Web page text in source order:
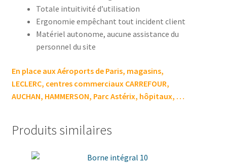
Totale intuitivité d’utilisation
Ergonomie empêchant tout incident client
Matériel autonome, aucune assistance du
personnel du site
En place aux Aéroports de Paris, magasins,
LECLERC, centres commerciaux CARREFOUR,
AUCHAN, HAMMERSON, Parc Astérix, hôpitaux, …
Produits similaires